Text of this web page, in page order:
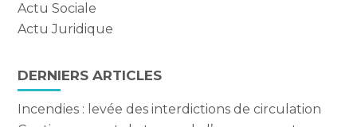
Actu Sociale
Actu Juridique
DERNIERS ARTICLES
Incendies : levée des interdictions de circulation